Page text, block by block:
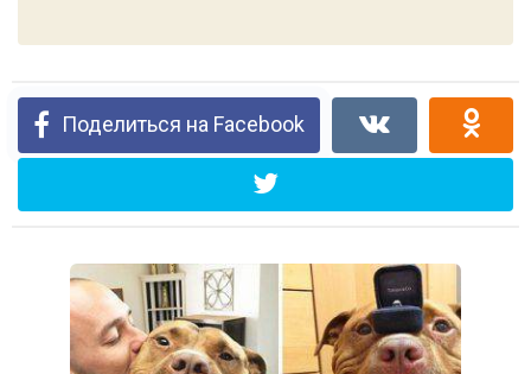
Поделиться на Facebook